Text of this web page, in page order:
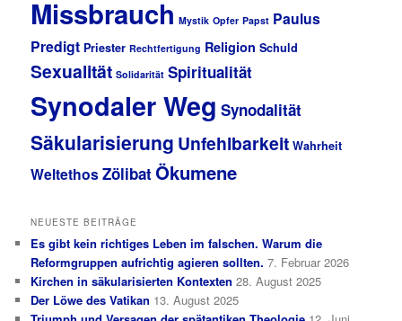
Missbrauch Mystik Opfer Papst Paulus
Predigt Priester Rechtfertigung Religion Schuld
Sexualität Solidarität Spiritualität
Synodaler Weg Synodalität
Säkularisierung Unfehlbarkeit Wahrheit
WeltethosZölibatÖkumene
NEUESTE BEITRÄGE
Es gibt kein richtiges Leben im falschen. Warum die
Reformgruppen aufrichtig agieren sollten. 7. Februar 2026
Kirchen in säkularisierten Kontexten 28. August 2025
Der Löwe des Vatikan 13. August 2025